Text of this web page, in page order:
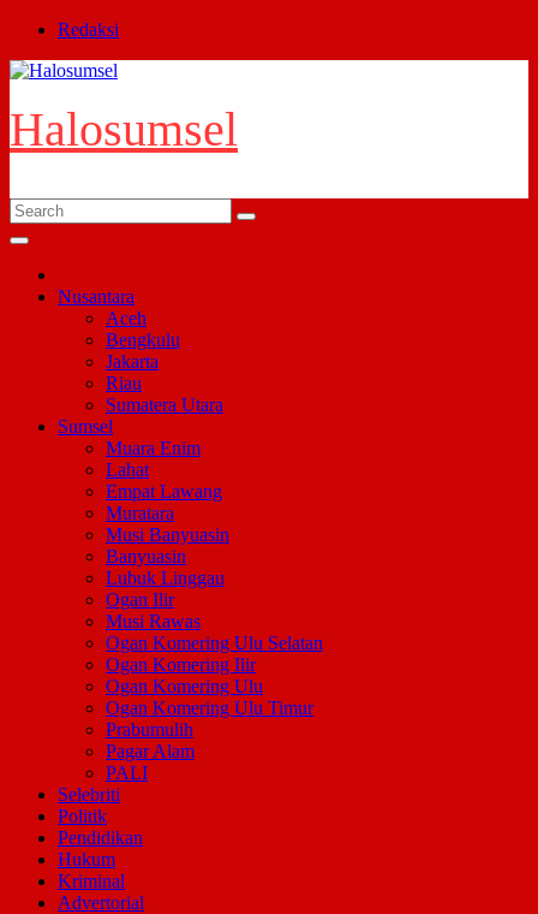
Skip
content
Redaksi
Halosumsel
Nusantara
Aceh
Bengkulu
Jakarta
Riau
Sumatera Utara
Sumsel
Muara Enim
Lahat
Empat Lawang
Muratara
Musi Banyuasin
Banyuasin
Lubuk Linggau
Ogan Ilir
Musi Rawas
Ogan Komering Ulu Selatan
Ogan Komering Ilir
Ogan Komering Ulu
Ogan Komering Ulu Timur
Prabumulih
Pagar Alam
PALI
Selebriti
Politik
Pendidikan
Hukum
Kriminal
Advertorial